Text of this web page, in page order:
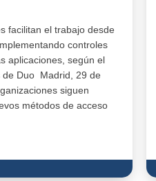
facilitan el trabajo desde
controles
aplicaciones, según el
de Duo Madrid, 29 de
siguen
métodos de acceso